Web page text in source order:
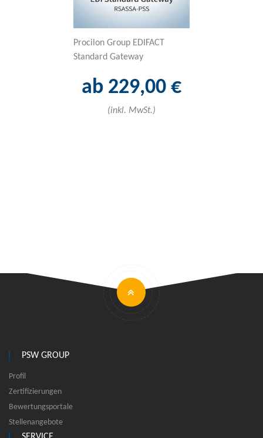
Procilon Group EDIFACT
Standard Gateway
ab 229,00 €
(inkl. MwSt.)
PSW GROUP
Profil
Zertifizierungen
Bewertungsportale
Stellenangebote